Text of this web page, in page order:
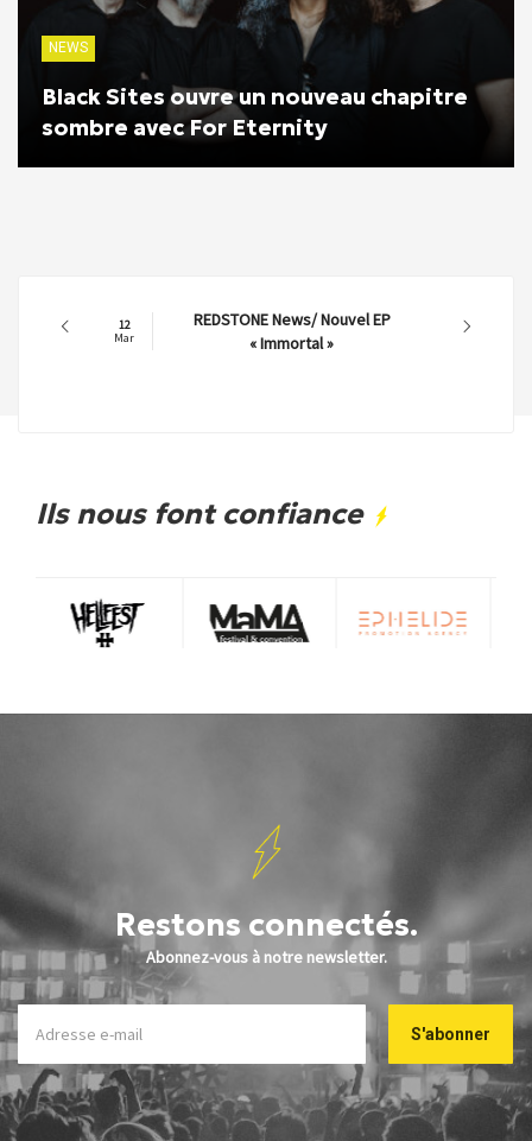
NEWS
Black Sites ouvre un nouveau chapitre
sombre avec For Eternity
12
Mar
REDSTONE News/ Nouvel EP
« Immortal »
Ils nous font confiance
Restons connectés.
Abonnez-vous à notre newsletter.